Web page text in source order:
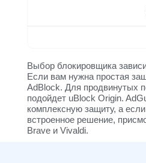
Выбор блокировщика
Если вам нужна простая
AdBlock. Для продвинутых
подойдет uBlock Origin.
комплексную защиту, а
встроенное решение,
Brave и Vivaldi.